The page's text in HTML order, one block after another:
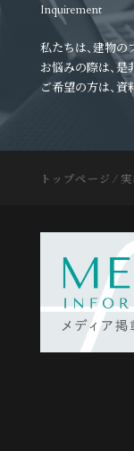
Inquirement
私たちは、建物の
お悩みの際は、是
ご希望の方は、
トップページ ⁄